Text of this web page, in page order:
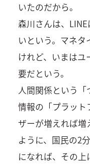
いたのだから。
森川さんは、
いという。マネタ
けれど、いまは
要だという。
人間関係という
情報の「プラット
ザーが増えれば増
ように、国民の2
になれば、その